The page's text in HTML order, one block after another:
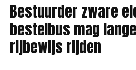
Bestuurder zware
bestelbus mag
rijbewijs rijden